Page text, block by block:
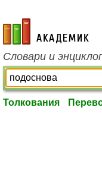
academic.ru
Словари и
Толкования